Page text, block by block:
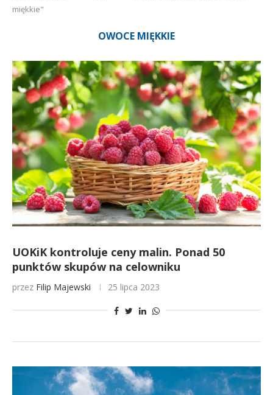
miękkie"
OWOCE MIĘKKIE
UOKiK kontroluje ceny malin. Ponad 50
punktów skupów na celowniku
przez Filip Majewski 25 lipca 2023